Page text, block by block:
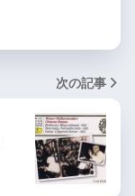
次の記事